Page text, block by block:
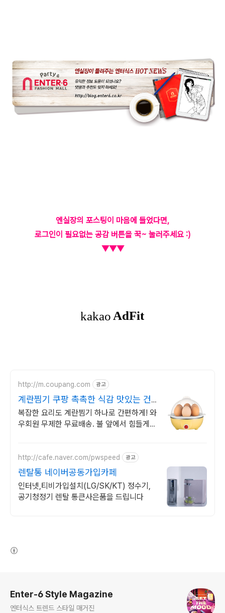
엔실장의 포스팅이 마음에 들었다면,
로그인이 필요없는 공감 버튼을 꾹~ 눌러주세요 :)
▼▼▼
http://m.coupang.com 광고
계란찜기 쿠팡 촉촉한 식감 맛있는 건
강식
복잡한 요리도 계란찜기 하나로 간편하게! 와
우회원 무제한 무료배송. 불 앞에서 힘들게
http://cafe.naver.com/pwspeed 광고
렌탈통 네이버공동가입카페
인터넷,티비가입설치(LG/SK/KT) 정수기,
공기청정기 렌탈 통큰사은품을 드립니다
Enter-6 Style Magazine
엔터식스 트렌드 스타일 매거진